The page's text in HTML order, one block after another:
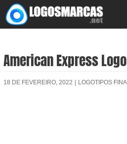
Skip
to
American Express Logo
18 DE FEVEREIRO, 2022 LOGOTIPOS